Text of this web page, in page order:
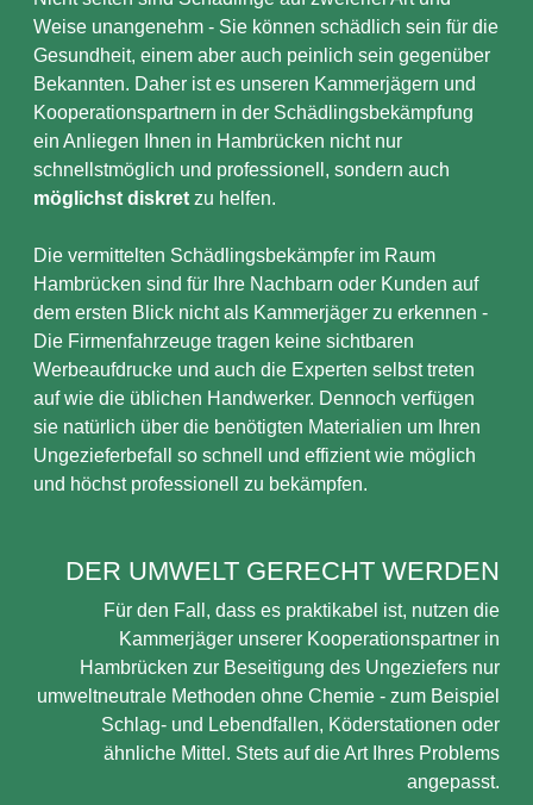
Weise unangenehm - Sie können schädlich sein für die
Gesundheit, einem aber auch peinlich sein gegenüber
Bekannten. Daher ist es unseren Kammerjägern und
Kooperationspartnern in der Schädlingsbekämpfung
ein Anliegen Ihnen in Hambrücken nicht nur
schnellstmöglich und professionell, sondern auch
möglichst diskret zu helfen.
Die vermittelten Schädlingsbekämpfer im Raum
Hambrücken sind für Ihre Nachbarn oder Kunden auf
dem ersten Blick nicht als Kammerjäger zu erkennen -
Die Firmenfahrzeuge tragen keine sichtbaren
Werbeaufdrucke und auch die Experten selbst treten
auf wie die üblichen Handwerker. Dennoch verfügen
sie natürlich über die benötigten Materialien um Ihren
Ungezieferbefall so schnell und effizient wie möglich
und höchst professionell zu bekämpfen.
DER UMWELT GERECHT WERDEN
Für den Fall, dass es praktikabel ist, nutzen die
Kammerjäger unserer Kooperationspartner in
Hambrücken zur Beseitigung des Ungeziefers nur
umweltneutrale Methoden ohne Chemie - zum Beispiel
Schlag- und Lebendfallen, Köderstationen oder
ähnliche Mittel. Stets auf die Art Ihres Problems
angepasst.